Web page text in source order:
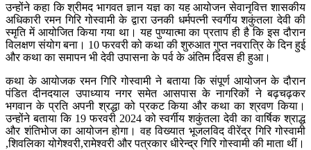
उन्होंने कहा कि श्रीमद भागवत ज्ञान यज्ञ का यह आयोजन सेवानृवित्त शासकीय
अधिकारी रमन गिरि गोस्वामी के द्वारा उनकी धर्मपत्नी स्वर्गीय शकुंतला देवी की
स्मृति में आयोजित किया गया था। यह पुण्यात्मा का प्रताप ही है कि इस दौरान
विलक्षण संयोग बना। 10 फरवरी को कथा की शुरुआत गुप्त नवरात्रि के दिन हुई
और कथा का समापन भी देवी उपासना के पर्व के अंतिम दिवस ही हुआ।
कथा के आयोजक रमन गिरि गोस्वामी ने बताया कि संपूर्ण आयोजन के दौरान
पंडित दीनदयाल उपाध्याय नगर समेत आसपास के नागरिकों ने बढ़चढ़कर
भगवान के प्रति अपनी श्रद्धा को प्रकट किया और कथा का श्रवण किया।
उन्होंने बताया कि 19 फरवरी 2024 को स्वर्गीय शकुंतला देवी का वार्षिक श्राद्ध
और शंतिभोज का आयोजन होगा। वह विख्यात भूजलविद वीरेंद्र गिरि गोस्वामी
,शिवलिका योगेश्वरी,रामेश्वरी और पत्रकार धीरेन्द्र गिरि गोस्वामी की माता थीं।